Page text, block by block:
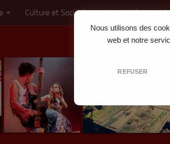
Nous utilisons des
web et notre
REFUSER
Culture et Société Jeux Vidéo